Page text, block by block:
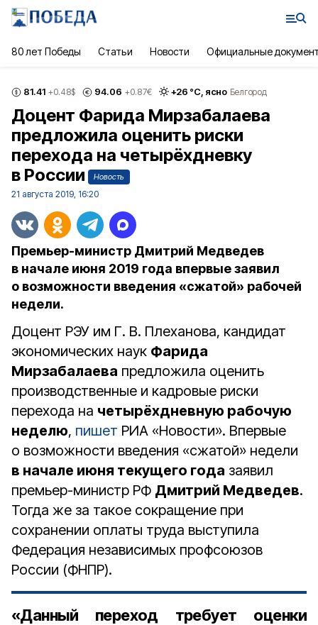
80 лет Победы Статьи Новости Официальные
81.41 +0.48$ 94.06 +0.87€ +26 °С, ясно Белгород
Доцент Фарида Мирзабалаева
предложила оценить риски
перехода на четырёхдневку
в России
Новость
21 августа 2019, 16:20
Премьер-министр Дмитрий Медведев
в начале июня 2019 года впервые заявил
о возможности введения «сжатой» рабочей
недели.
Доцент РЭУ им Г. В. Плеханова, кандидат
экономических наук Фарида
Мирзабалаева предложила оценить
производственные и кадровые риски
перехода на четырёхдневную рабочую
неделю, пишет РИА «Новости». Впервые
о возможности введения «сжатой» недели
в начале июня текущего года заявил
премьер-министр РФ Дмитрий Медведев.
Тогда же за такое сокращение при
сохранении оплаты труда выступила
Федерация независимых профсоюзов
России (ФНПР).
«Данный переход требует оценки